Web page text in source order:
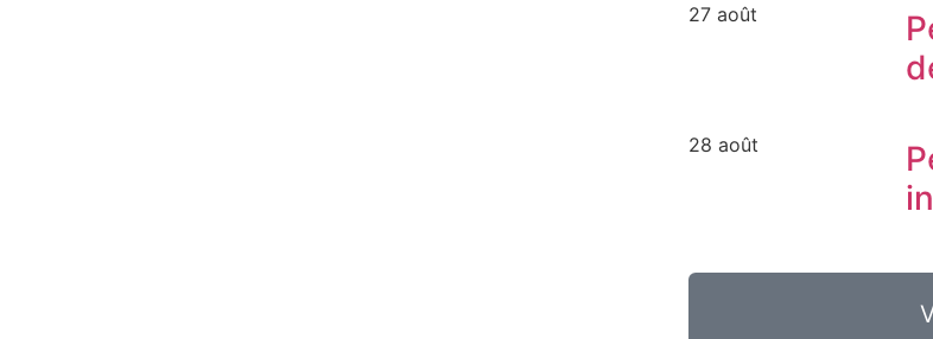
27 août
28 août